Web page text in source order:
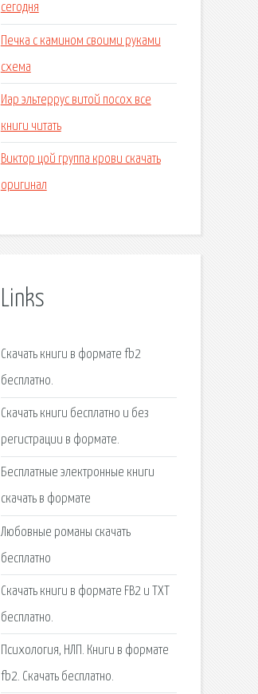
сегодня
Печка с камином своими руками
схема
Иар эльтеррус витой посох все
книги читать
Виктор цой группа крови скачать
оригинал
Links
Скачать книги в формате fb2
бесплатно.
Cкачать книги бесплатно и без
регистрации в формате.
Бесплатные электронные книги
скачать в формате
Любовные романы скачать
бесплатно
Скачать книги в формате FB2 и TXT
бесплатно.
Психология, НЛП. Книги в формате
fb2. Скачать бесплатно.